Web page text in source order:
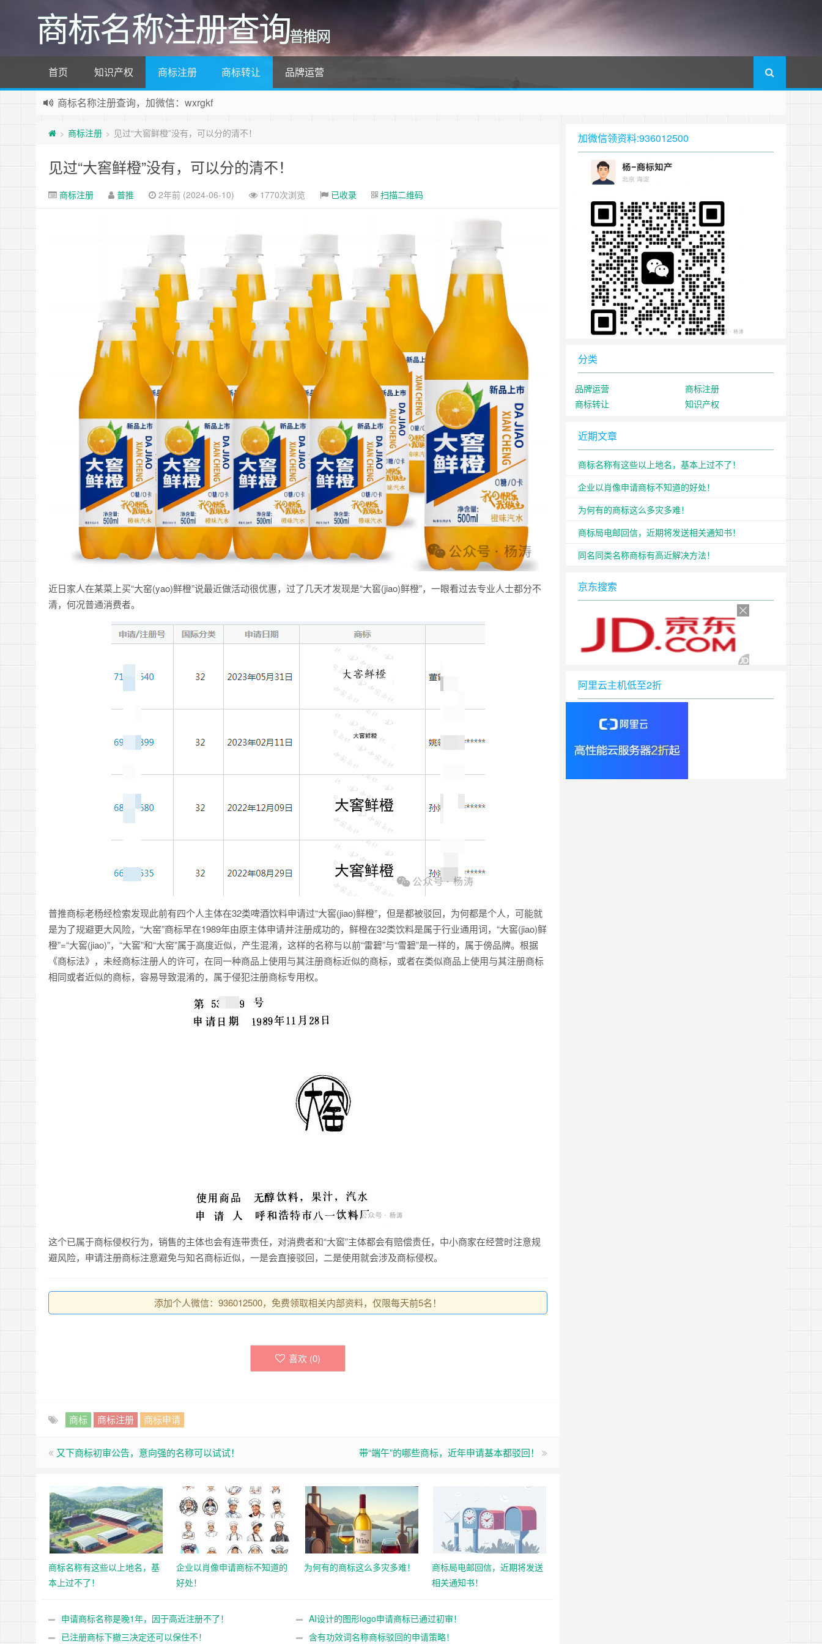
商标名称注册查询普推网
首页 知识产权 商标注册 商标转让 品牌运营
商标名称注册查询，加微信：wxrgkf
> 商标注册 > 见过“大窖鲜橙”没有，可以分的清不！
见过“大窖鲜橙”没有，可以分的清不！
商标注册 普推 2年前 (2024-06-10) 1770次浏览 已收录 扫描二维码
近日家人在某菜上买“大窑(yao)鲜橙”说最近做活动很优惠，过了几天才发现是“大窖(jiao)鲜橙”，一眼看过去专业人士都分不
清，何况普通消费者。
普推商标老杨经检索发现此前有四个人主体在32类啤酒饮料申请过“大窖(jiao)鲜橙”，但是都被驳回，为何都是个人，可能就
是为了规避更大风险，“大窑”商标早在1989年由原主体申请并注册成功的，鲜橙在32类饮料是属于行业通用词，“大窖(jiao)鲜
橙”=“大窖(jiao)”，“大窖”和“大窑”属于高度近似，产生混淆，这样的名称与以前“雷碧”与“雪碧”是一样的，属于傍品牌。根据
《商标法》，未经商标注册人的许可，在同一种商品上使用与其注册商标近似的商标，或者在类似商品上使用与其注册商标
相同或者近似的商标，容易导致混淆的，属于侵犯注册商标专用权。
这个已属于商标侵权行为，销售的主体也会有连带责任，对消费者和“大窖”主体都会有赔偿责任，中小商家在经营时注意规
避风险，申请注册商标注意避免与知名商标近似，一是会直接驳回，二是使用就会涉及商标侵权。
添加个人微信：936012500，免费领取相关内部资料，仅限每天前5名！
喜欢 (0)
商标 商标注册 商标申请
又下商标初审公告，意向强的名称可以试试！ 带“端午”的哪些商标，近年申请基本都驳回！
商标名称有这些以上地名，基
本上过不了！
企业以肖像申请商标不知道的
好处！
为何有的商标这么多灾多难！
商标局电邮回信，近期将发送
相关通知书！
申请商标名称是晚1年，因于高近注册不了！
AI设计的图形logo申请商标已通过初审！
已注册商标下撤三决定还可以保住不！
含有功效词名称商标驳回的申请策略！
加微信领资料:936012500
分类
品牌运营
商标注册
商标转让
知识产权
近期文章
商标名称有这些以上地名，基本上过不了！
企业以肖像申请商标不知道的好处！
为何有的商标这么多灾多难！
商标局电邮回信，近期将发送相关通知书！
同名同类名称商标有高近解决方法！
京东搜索
阿里云主机低至2折